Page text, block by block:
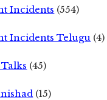
Incidents (554)
Incidents Telugu (4)
(45)
(15)